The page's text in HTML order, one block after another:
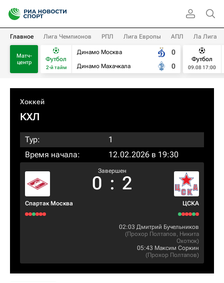
Главное Лига Чемпионов РПЛ Лига Европы АПЛ Ла Лига
Матч-
центр
Футбол
2-й тайм
Динамо Москва
Динамо Махачкала
0
0
Футбол
09.08 17:00
Хоккей
КХЛ
Тур:
1
Время начала:
12.02.2026 в 19:30
Спартак Москва
Завершен
0 : 2
ЦСКА
02:03 Дмитрий Бучельников
(Прохор Полтапов, Никита
Охотюк)
05:43 Максим Соркин
(Прохор Полтапов)